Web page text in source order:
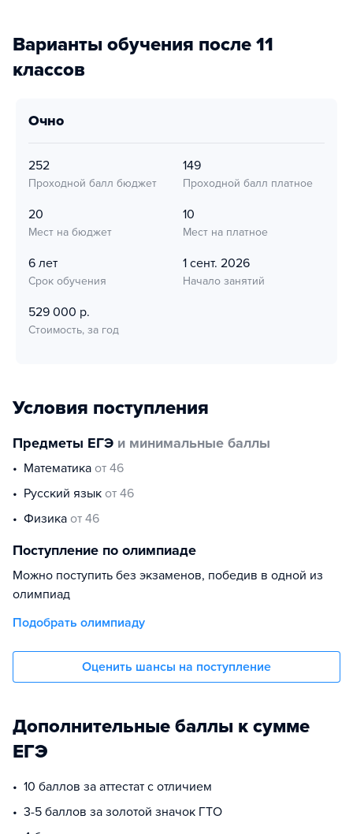
Варианты обучения после 11
классов
очно
252
Проходной балл бюджет
149
Проходной балл платное
20
Мест на бюджет
10
Мест на платное
6 лет
Срок обучения
1 сент. 2026
Начало занятий
529 000 р.
Стоимость, за год
Условия поступления
Предметы ЕГЭ и минимальные баллы
математика от 46
русский язык от 46
физика от 46
Поступление по олимпиаде
Можно поступить без экзаменов, победив в одной из
олимпиад
Подобрать олимпиаду
Оценить шансы на поступление
Дополнительные баллы к сумме
ЕГЭ
10 баллов за аттестат с отличием
3-5 баллов за золотой значок ГТО